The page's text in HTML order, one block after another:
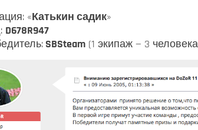
«Катькин садик»
D678R947
SBSteam (1 экипаж — 3